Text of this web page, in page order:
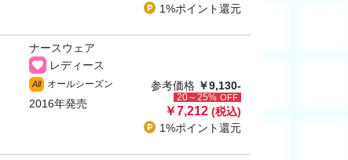
1%ポイント還元
ナースウェア
レディース
All オールシーズン
2016年発売
参考価格 ￥9,130-
20～25% OFF
￥7,212 (税込)
1%ポイント還元